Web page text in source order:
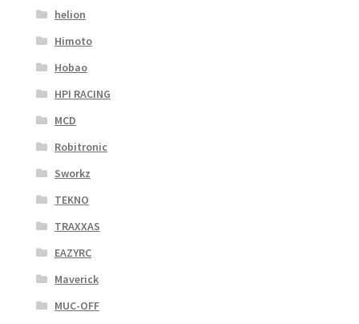
helion
Himoto
Hobao
HPI RACING
MCD
Robitronic
Sworkz
TEKNO
TRAXXAS
EAZYRC
Maverick
MUC-OFF